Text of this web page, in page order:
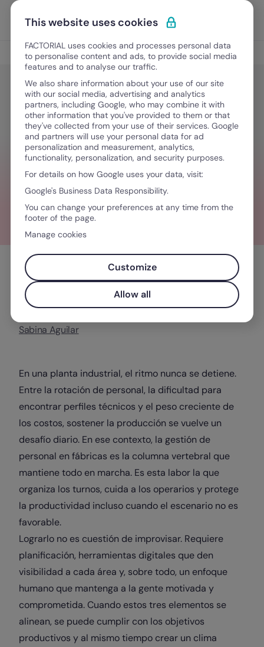
Ir al contenido
Pedir una demo
Gestión del Talento
Gestión del Talento
Gestión de personal en fábricas:
cómo optimizar turnos, motivación
y productividad en el sector
August 19, 2025·6 minutos de lectura
Tabla de contenidos
Sabina Aguilar
En una planta industrial, el ritmo nunca se detiene.
Entre la rotación de personal, la dificultad para
encontrar perfiles técnicos y el peso creciente de
los costos, sostener la producción se vuelve un
desafío diario. En ese contexto, la gestión de
personal en fábricas es la columna vertebral que
mantiene todo en marcha. Es esta labor la que
organiza los turnos, cuida a los operarios y protege
la productividad incluso cuando el escenario no es
favorable.
Lograrlo no es cuestión de improvisar. Requiere
planificación, herramientas digitales que den
visibilidad a cada área y, sobre todo, un enfoque
humano que mantenga a la gente motivada y
comprometida. Cuando estos tres elementos se
alinean, se puede cumplir con los objetivos
productivos y al mismo tiempo crear un clima
This website uses cookies
FACTORIAL uses cookies and processes personal data
to personalise content and ads, to provide social media
features and to analyse our traffic.
We also share information about your use of our site
with our social media, advertising and analytics
partners, including Google, who may combine it with
other information that you've provided to them or that
they've collected from your use of their services. Google
and partners will use your personal data for ad
personalization and measurement, analytics,
functionality, personalization, and security purposes.
For details on how Google uses your data, visit:
Google's Business Data Responsibility.
You can change your preferences at any time from the
footer of the page.
Manage cookies
Customize
Allow all